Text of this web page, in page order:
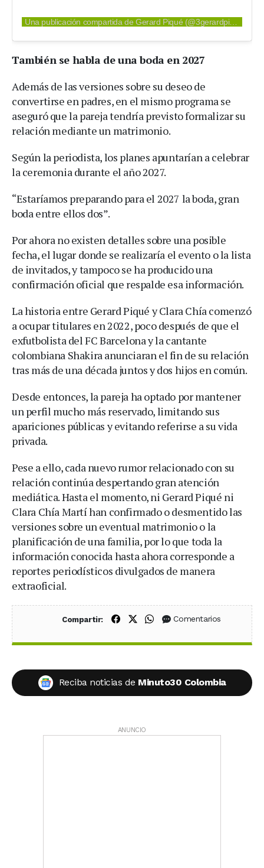
Una publicación compartida de Gerard Piqué (@3gerardpique)
También se habla de una boda en 2027
Además de las versiones sobre su deseo de
convertirse en padres, en el mismo programa se
aseguró que la pareja tendría previsto formalizar su
relación mediante un matrimonio.
Según la periodista, los planes apuntarían a celebrar
la ceremonia durante el año 2027.
“Estaríamos preparando para el 2027 la boda, gran
boda entre ellos dos”.
Por ahora no existen detalles sobre una posible
fecha, el lugar donde se realizaría el evento o la lista
de invitados, y tampoco se ha producido una
confirmación oficial que respalde esa información.
La historia entre Gerard Piqué y Clara Chía comenzó
a ocupar titulares en 2022, poco después de que el
exfutbolista del FC Barcelona y la cantante
colombiana Shakira anunciaran el fin de su relación
tras más de una década juntos y dos hijos en común.
Desde entonces, la pareja ha optado por mantener
un perfil mucho más reservado, limitando sus
apariciones públicas y evitando referirse a su vida
privada.
Pese a ello, cada nuevo rumor relacionado con su
relación continúa despertando gran atención
mediática. Hasta el momento, ni Gerard Piqué ni
Clara Chía Martí han confirmado o desmentido las
versiones sobre un eventual matrimonio o la
planificación de una familia, por lo que toda la
información conocida hasta ahora corresponde a
reportes periodísticos divulgados de manera
extraoficial.
Compartir: Compartir en Facebook
Compartir en X (Twitter)
Compartir en WhatsApp
Comentarios
Reciba noticias de Minuto30 Colombia
ANUNCIO